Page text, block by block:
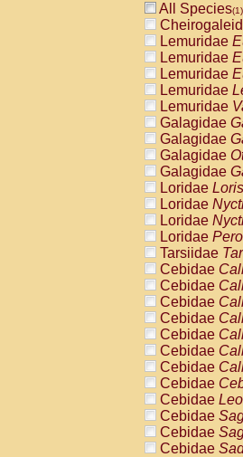
All Species(1)
Lemuridae
Lemuridae
Lemuridae
Lemuridae
Lemuridae
Galagidae
Galagidae
Galagidae
Galagidae
Loridae
Loridae
Loridae
Loridae
Tarsiidae
Cebidae
Cebidae
Cebidae
Cebidae
Cebidae
Cebidae
Cebidae
Cebidae
Cebidae
Cebidae
Cebidae
Cebidae